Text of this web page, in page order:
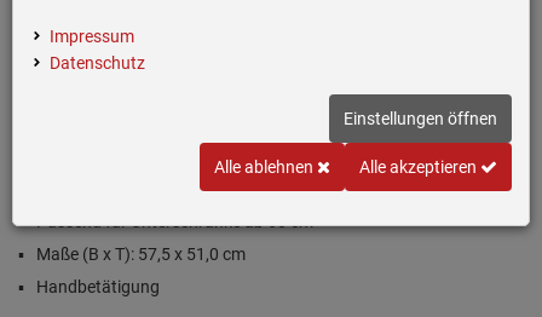
Schiefer (Dunkelgrau), matt
Passend für Unterschränke ab 60 cm
Maße (B x T): 57,5 x 51,0 cm
Handbetätigung
Impressum
Datenschutz
Einstellungen öffnen
Alle ablehnen Alle akzeptieren